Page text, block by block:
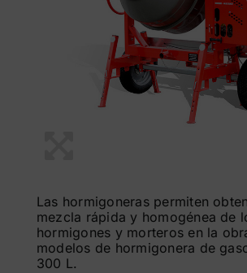
Las hormigoneras permiten
mezcla rápida y homogénea de
hormigones y morteros en la
modelos de hormigonera de
300 L.